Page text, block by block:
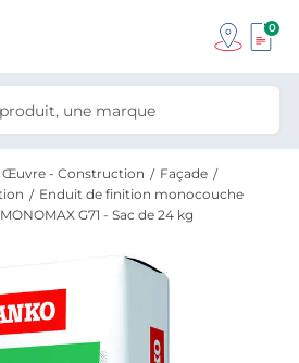
0
Œuvre - Construction
Façade
Enduit de finition monocouche
G71 - Sac de 24 kg